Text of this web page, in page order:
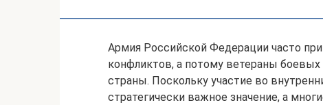
Армия Российской Федерации часто
конфликтов, а потому ветераны
страны. Поскольку участие во
стратегически важное значение, а